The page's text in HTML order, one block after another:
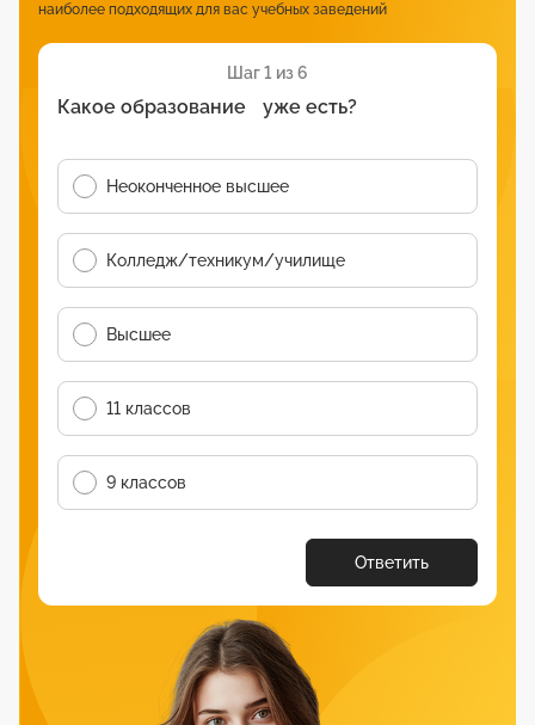
наиболее подходящих для вас учебных заведений
Шаг 1 из 6
Какое образование уже есть?
Неоконченное высшее
Колледж/техникум/училище
Высшее
11 классов
9 классов
Ответить